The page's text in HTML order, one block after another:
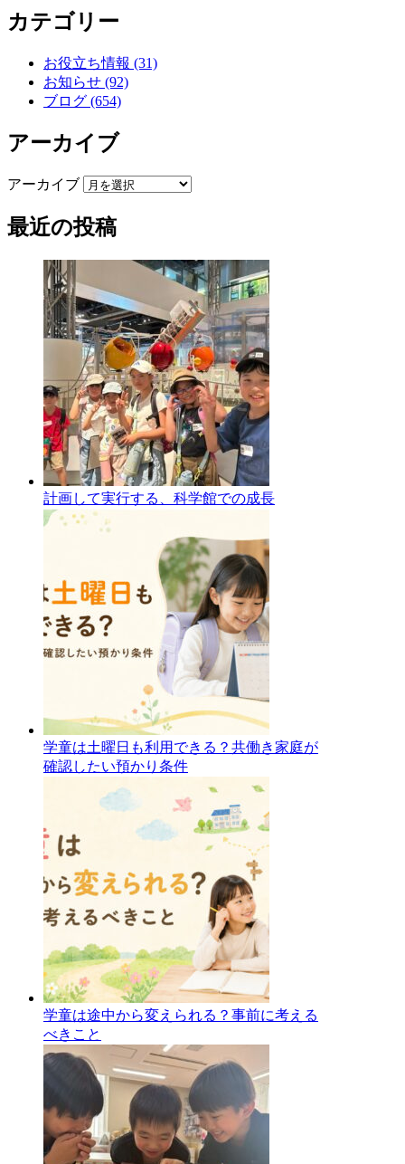
カテゴリー
お役立ち情報 (31)
お知らせ (92)
ブログ (654)
アーカイブ
アーカイブ
最近の投稿
計画して実行する、科学館での成長
学童は土曜日も利用できる？共働き家庭が
確認したい預かり条件
学童は途中から変えられる？事前に考える
べきこと